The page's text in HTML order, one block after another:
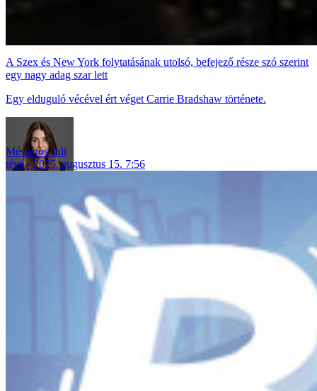
A Szex és New York folytatásának utolsó, befejező része szó szerint
egy nagy adag szar lett
Egy elduguló vécével ért véget Carrie Bradshaw története.
Mészáros Juli
tévé
2025. augusztus 15. 7:56